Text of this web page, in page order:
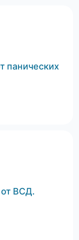
панических
ВСД.